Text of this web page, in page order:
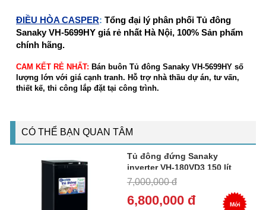
ĐIỀU HÒA CASPER: Tổng đại lý phân phối Tủ đông
Sanaky VH-5699HY giá rẻ nhất Hà Nội, 100% Sản phẩm
chính hãng.
CAM KẾT RẺ NHẤT: Bán buôn Tủ đông Sanaky VH-5699HY số
lượng lớn với giá cạnh tranh. Hỗ trợ nhà thầu dự án, tư vấn,
thiết kế, thi công lắp đặt tại công trình.
CÓ THỂ BẠN QUAN TÂM
Tủ đông đứng Sanaky
inverter VH-180VD3 150 lít
7,000,000 đ
6,800,000 đ Mới